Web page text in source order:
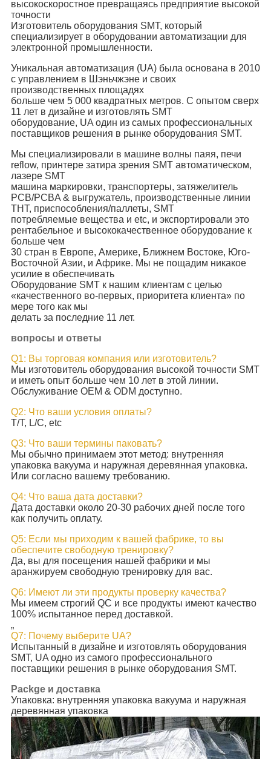
высокоскоростное превращаясь предприятие высокой
точности
Изготовитель оборудования SMT, который
специализирует в оборудовании автоматизации для
электронной промышленности.
Уникальная автоматизация (UA) была основана в 2010
с управлением в Шэньчжэне и своих
производственных площадях
больше чем 5 000 квадратных метров. С опытом сверх
11 лет в дизайне и изготовлять SMT
оборудование, UA один из самых профессиональных
поставщиков решения в рынке оборудования SMT.
Мы специализировали в машине волны паяя, печи
reflow, принтере затира зрения SMT автоматическом,
лазере SMT
машина маркировки, транспортеры, затяжелитель
PCB/PCBA & выгружатель, производственные линии
THT, приспособления/паллеты, SMT
потребляемые вещества и etc, и экспортировали это
рентабельное и высококачественное оборудование к
больше чем
30 стран в Европе, Америке, Ближнем Востоке, Юго-
Восточной Азии, и Африке. Мы не пощадим никакое
усилие в обеспечивать
Оборудование SMT к нашим клиентам с целью
«качественного во-первых, приоритета клиента» по
мере того как мы
делать за последние 11 лет.
вопросы и ответы
Q1: Вы торговая компания или изготовитель?
Мы изготовитель оборудования высокой точности SMT
и иметь опыт больше чем 10 лет в этой линии.
Обслуживание OEM & ODM доступно.
Q2: Что ваши условия оплаты?
T/T, L/C, etc
Q3: Что ваши термины паковать?
Мы обычно принимаем этот метод: внутренняя
упаковка вакуума и наружная деревянная упаковка.
Или согласно вашему требованию.
Q4: Что ваша дата доставки?
Дата доставки около 20-30 рабочих дней после того
как получить оплату.
Q5: Если мы приходим к вашей фабрике, то вы
обеспечите свободную тренировку?
Да, вы для посещения нашей фабрики и мы
аранжируем свободную тренировку для вас.
Q6: Имеют ли эти продукты проверку качества?
Мы имеем строгий QC и все продукты имеют качество
100% испытанное перед доставкой.
„
Q7: Почему выберите UA?
Испытанный в дизайне и изготовлять оборудования
SMT, UA одно из самого профессионального
поставщики решения в рынке оборудования SMT.
Packge и доставка
Упаковка: внутренняя упаковка вакуума и наружная
деревянная упаковка